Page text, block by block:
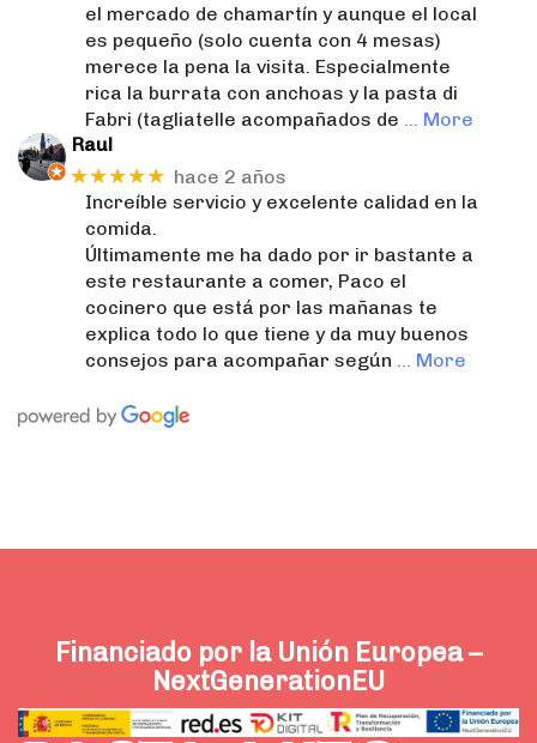
el mercado de chamartín y aunque el local
es pequeño (solo cuenta con 4 mesas)
merece la pena la visita. Especialmente
rica la burrata con anchoas y la pasta di
Fabri (tagliatelle acompañados de … More
Raul
★★★★★ hace 2 años
Increíble servicio y excelente calidad en la
comida.
Últimamente me ha dado por ir bastante a
este restaurante a comer, Paco el
cocinero que está por las mañanas te
explica todo lo que tiene y da muy buenos
consejos para acompañar según … More
Financiado por la Unión Europea –
NextGenerationEU